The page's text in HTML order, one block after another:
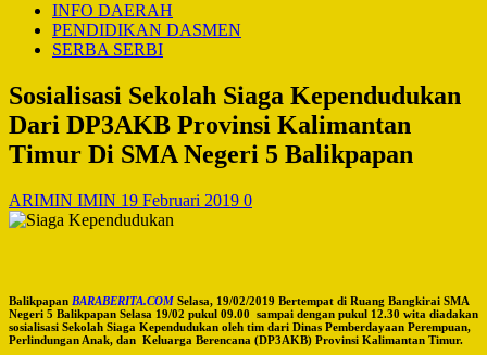
INFO DAERAH
PENDIDIKAN DASMEN
SERBA SERBI
Sosialisasi Sekolah Siaga Kependudukan
Dari DP3AKB Provinsi Kalimantan
Timur Di SMA Negeri 5 Balikpapan
ARIMIN IMIN 19 Februari 2019 0
Balikpapan BARABERITA.COM Selasa, 19/02/2019 Bertempat di Ruang Bangkirai SMA
Negeri 5 Balikpapan Selasa 19/02 pukul 09.00 sampai dengan pukul 12.30 wita diadakan
sosialisasi Sekolah Siaga Kependudukan oleh tim dari Dinas Pemberdayaan Perempuan,
Perlindungan Anak, dan Keluarga Berencana (DP3AKB) Provinsi Kalimantan Timur.